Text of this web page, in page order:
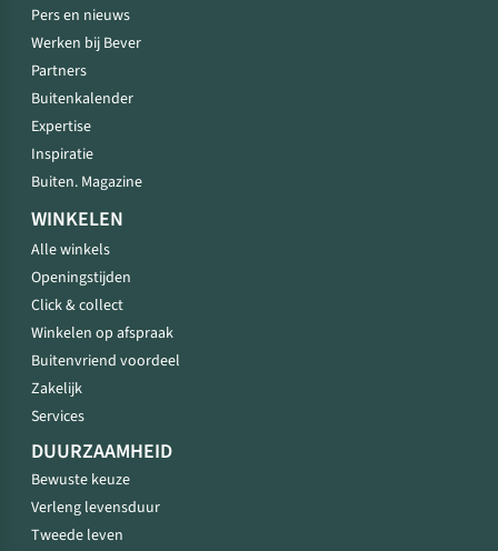
Pers en nieuws
Werken bij Bever
Partners
Buitenkalender
Expertise
Inspiratie
Buiten. Magazine
WINKELEN
Alle winkels
Openingstijden
Click & collect
Winkelen op afspraak
Buitenvriend voordeel
Zakelijk
Services
DUURZAAMHEID
Bewuste keuze
Verleng levensduur
Tweede leven